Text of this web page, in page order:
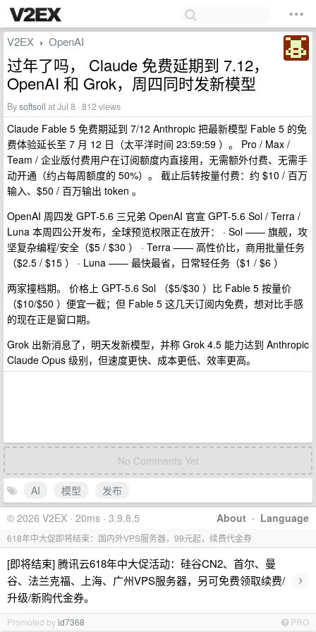
V2EX › OpenAI
过年了吗， Claude 免费延期到 7.12，
OpenAI 和 Grok，周四同时发新模型
Bysoftsoil at Jul 8 · 812 views
Claude Fable 5 免费期延到 7/12 Anthropic 把最新模型 Fable 5 的免
费体验延长至 7 月 12 日（太平洋时间 23:59:59 ）。 Pro / Max /
Team / 企业版付费用户在订阅额度内直接用，无需额外付费、无需手
动开通（约占每周额度的 50%）。 截止后转按量付费：约 $10 / 百万
输入、$50 / 百万输出 token 。
OpenAI 周四发 GPT-5.6 三兄弟 OpenAI 官宣 GPT-5.6 Sol / Terra /
Luna 本周四公开发布，全球预览权限正在放开： · Sol —— 旗舰，攻
坚复杂编程/安全（$5 / $30 ） · Terra —— 高性价比，商用批量任务
（$2.5 / $15 ） · Luna —— 最快最省，日常轻任务（$1 / $6 ）
两家撞档期。 价格上 GPT-5.6 Sol （$5/$30 ）比 Fable 5 按量价
（$10/$50 ）便宜一截；但 Fable 5 这几天订阅内免费，想对比手感
的现在正是窗口期。
Grok 出新消息了，明天发新模型，并称 Grok 4.5 能力达到 Anthropic
Claude Opus 级别，但速度更快、成本更低、效率更高。
No Comments Yet
AI 模型
发布
About · Language
© 2026 V2EX · 20ms · 3.9.8.5
618年中大促即将结束：国内外VPS服务器，99元起，续费代金券
[即将结束] 腾讯云618年中大促活动：硅谷CN2、首尔、曼
谷、法兰克福、上海、广州VPS服务器，另可免费领取续费/
升级/新购代金券。
›
Promoted byid7368 PRO